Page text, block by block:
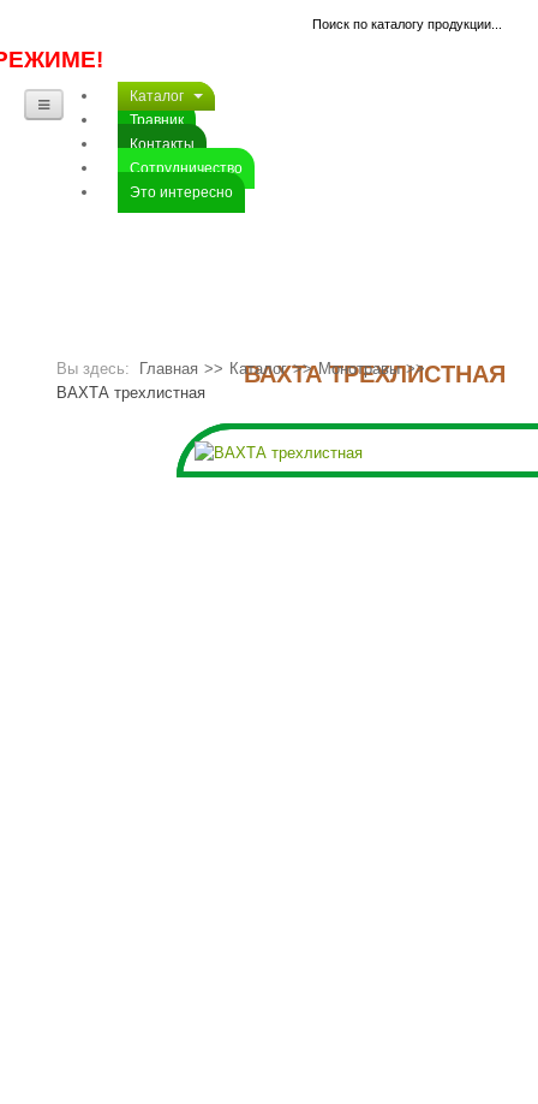
Каталог
Травник
Контакты
Сотрудничество
Это интересно
ВАХТА ТРЕХЛИСТНАЯ
Вы здесь: Главная >> Каталог >> Монотравы >>
ВАХТА трехлистная